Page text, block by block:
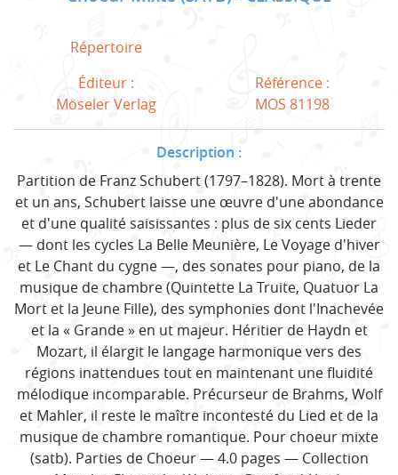
Répertoire
Éditeur :
Möseler Verlag
Référence :
MOS 81198
Description :
Partition de Franz Schubert (1797–1828). Mort à trente
et un ans, Schubert laisse une œuvre d'une abondance
et d'une qualité saisissantes : plus de six cents Lieder
— dont les cycles La Belle Meunière, Le Voyage d'hiver
et Le Chant du cygne —, des sonates pour piano, de la
musique de chambre (Quintette La Truite, Quatuor La
Mort et la Jeune Fille), des symphonies dont l'Inachevée
et la « Grande » en ut majeur. Héritier de Haydn et
Mozart, il élargit le langage harmonique vers des
régions inattendues tout en maintenant une fluidité
mélodique incomparable. Précurseur de Brahms, Wolf
et Mahler, il reste le maître incontesté du Lied et de la
musique de chambre romantique. Pour choeur mixte
(satb). Parties de Choeur — 4.0 pages — Collection